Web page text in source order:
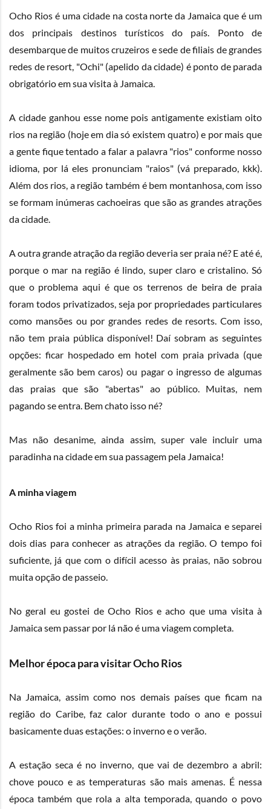
Ocho Rios é uma cidade na costa norte da Jamaica que é um
dos principais destinos turísticos do país. Ponto de
desembarque de muitos cruzeiros e sede de filiais de grandes
redes de resort, "Ochi" (apelido da cidade) é ponto de parada
obrigatório em sua visita à Jamaica.
A cidade ganhou esse nome pois antigamente existiam oito
rios na região (hoje em dia só existem quatro) e por mais que
a gente fique tentado a falar a palavra "rios" conforme nosso
idioma, por lá eles pronunciam "raios" (vá preparado, kkk).
Além dos rios, a região também é bem montanhosa, com isso
se formam inúmeras cachoeiras que são as grandes atrações
da cidade.
A outra grande atração da região deveria ser praia né? E até é,
porque o mar na região é lindo, super claro e cristalino. Só
que o problema aqui é que os terrenos de beira de praia
foram todos privatizados, seja por propriedades particulares
como mansões ou por grandes redes de resorts. Com isso,
não tem praia pública disponível! Daí sobram as seguintes
opções: ficar hospedado em hotel com praia privada (que
geralmente são bem caros) ou pagar o ingresso de algumas
das praias que são "abertas" ao público. Muitas, nem
pagando se entra. Bem chato isso né?
Mas não desanime, ainda assim, super vale incluir uma
paradinha na cidade em sua passagem pela Jamaica!
A minha viagem
Ocho Rios foi a minha primeira parada na Jamaica e separei
dois dias para conhecer as atrações da região. O tempo foi
suficiente, já que com o difícil acesso às praias, não sobrou
muita opção de passeio.
No geral eu gostei de Ocho Rios e acho que uma visita à
Jamaica sem passar por lá não é uma viagem completa.
Melhor época para visitar Ocho Rios
Na Jamaica, assim como nos demais países que ficam na
região do Caribe, faz calor durante todo o ano e possui
basicamente duas estações: o inverno e o verão.
A estação seca é no inverno, que vai de dezembro a abril:
chove pouco e as temperaturas são mais amenas. É nessa
época também que rola a alta temporada, quando o povo